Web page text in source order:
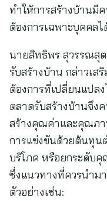
ทำให้การสร้างบ้านมี
ต้องการเฉพาะบุคคลไ
นายสิทธิพร สุวรรณสุ
รับสร้างบ้าน กล่าวเส
ต้องการที่เปลี่ยนแปล
ตลาดรับสร้างบ้านจึง
สร้างคุณค่าและคุณภ
การแข่งขันด้วยต้นทุน
บริโภค หรือยกระดับ
ซึ่งแนวทางที่ควรนำม
ตัวอย่างเช่น: